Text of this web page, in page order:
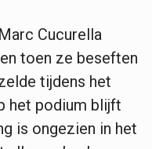
Cucurella
toen ze beseften
tijdens het
het podium blijft
is ongezien in het